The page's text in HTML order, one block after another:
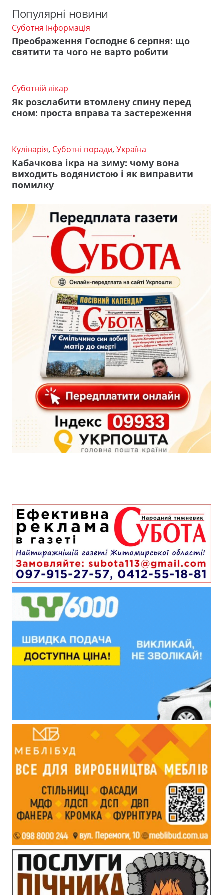
Популярні новини
Суботня інформація
Преображення Господнє 6 серпня: що
святити та чого не варто робити
Суботній лікар
Як розслабити втомлену спину перед
сном: проста вправа та застереження
Кулінарія, Суботні поради, Україна
Кабачкова ікра на зиму: чому вона
виходить водянистою і як виправити
помилку